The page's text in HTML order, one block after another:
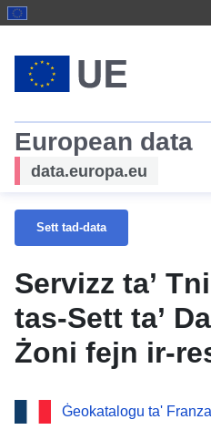
European data
data.europa.eu
Sett tad-data
Servizz ta’
tas-Sett ta’
Żoni fejn ir-
implimentati
Ġeokatalogu ta' Franza